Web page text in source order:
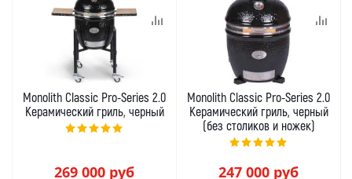
Monolith Classic Pro-Series 2.0
Керамический гриль, черный
269 000 руб
Monolith Classic Pro-Series 2.0
Керамический гриль, черный
(без столиков и ножек)
247 000 руб